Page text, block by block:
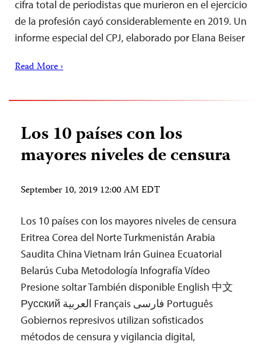
cifra total de periodistas que murieron en el ejercicio
de la profesión cayó considerablemente en 2019. Un
informe especial del CPJ, elaborado por Elana Beiser
Read More ›
Los 10 países con los
mayores niveles de censura
September 10, 2019 12:00 AM EDT
Los 10 países con los mayores niveles de censura
Eritrea Corea del Norte Turkmenistán Arabia
Saudita China Vietnam Irán Guinea Ecuatorial
Belarús Cuba Metodología Infografía Vídeo
Presione soltar También disponible English 中文
Русский العربية Français فارسی Português
Gobiernos represivos utilizan sofisticados
métodos de censura y vigilancia digital,